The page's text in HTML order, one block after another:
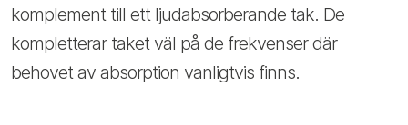
komplement till ett ljudabsorberande tak. De
kompletterar taket väl på de frekvenser där
behovet av absorption vanligtvis finns.